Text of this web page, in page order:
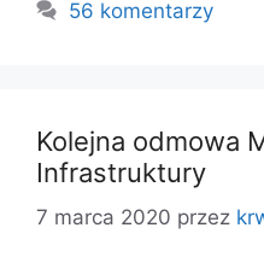
56 komentarzy
Kolejna odmowa
Infrastruktury
7 marca 2020 przez